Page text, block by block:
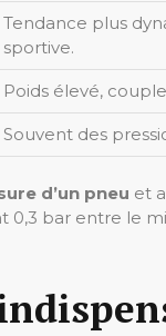
Tendance plus
sportive.
Poids élevé,
Souvent des
d’un pneu et
0,3 bar entre le